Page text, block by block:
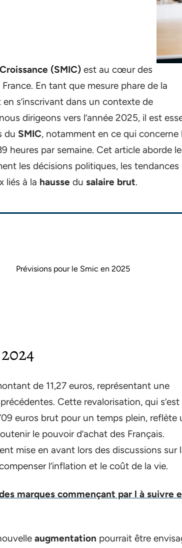
(SMIC) est au cœur des
En tant que mesure phare de la
s’inscrivant dans un contexte de
dirigeons vers l’année 2025, il est
du SMIC, notamment en ce qui concerne
heures par semaine. Cet article aborde
les décisions politiques, les tendances
liés à la hausse du salaire brut.
Prévisions pour le Smic en 2025
de 11,27 euros, représentant une
Cette revalorisation, qui s’est
euros brut pour un temps plein, reflète
le pouvoir d’achat des Français.
mise en avant lors des discussions sur
l’inflation et le coût de la vie.
marques commençant par l à suivre
augmentation pourrait être